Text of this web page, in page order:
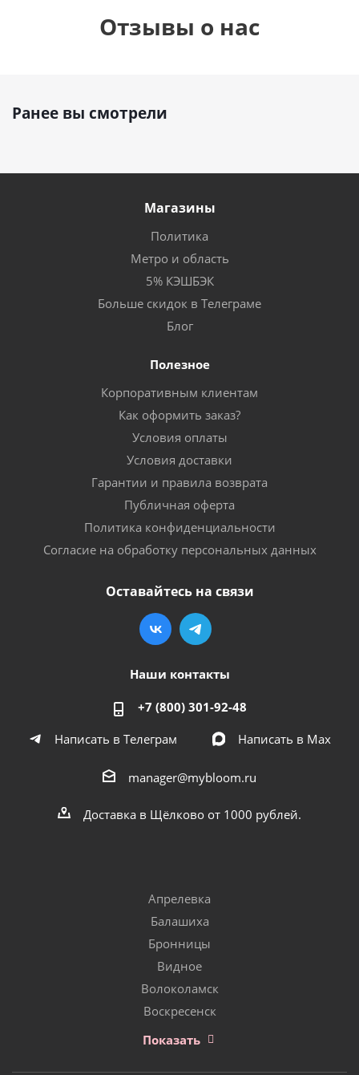
Отзывы о нас
Ранее вы смотрели
Магазины
Политика
Метро и область
5% КЭШБЭК
Больше скидок в Телеграме
Блог
Полезное
Корпоративным клиентам
Как оформить заказ?
Условия оплаты
Условия доставки
Гарантии и правила возврата
Публичная оферта
Политика конфиденциальности
Согласие на обработку персональных данных
Оставайтесь на связи
Наши контакты
+7 (800) 301-92-48
Написать в Телеграм
Написать в Мах
manager@mybloom.ru
Доставка в Щёлково от 1000 рублей.
Апрелевка
Балашиха
Бронницы
Видное
Волоколамск
Воскресенск
Показать